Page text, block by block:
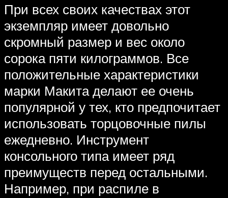
При всех своих качествах этот
экземпляр имеет довольно
скромный размер и вес около
сорока пяти килограммов. Все
положительные характеристики
марки Макита делают ее очень
популярной у тех, кто предпочитает
использовать торцовочные пилы
ежедневно. Инструмент
консольного типа имеет ряд
преимуществ перед остальными.
Например, при распиле в